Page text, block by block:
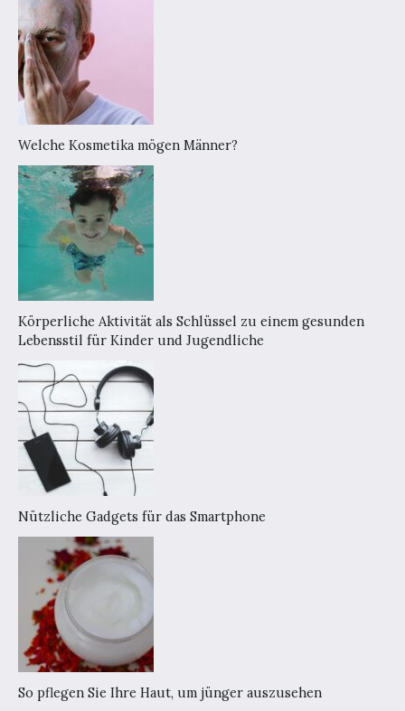
Welche Kosmetika mögen Männer?
Körperliche Aktivität als Schlüssel zu einem gesunden
Lebensstil für Kinder und Jugendliche
Nützliche Gadgets für das Smartphone
So pflegen Sie Ihre Haut, um jünger auszusehen